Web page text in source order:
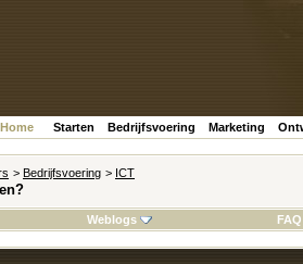
Home Starten Bedrijfsvoering Marketing
> Bedrijfsvoering > ICT
Weblogs FAQ